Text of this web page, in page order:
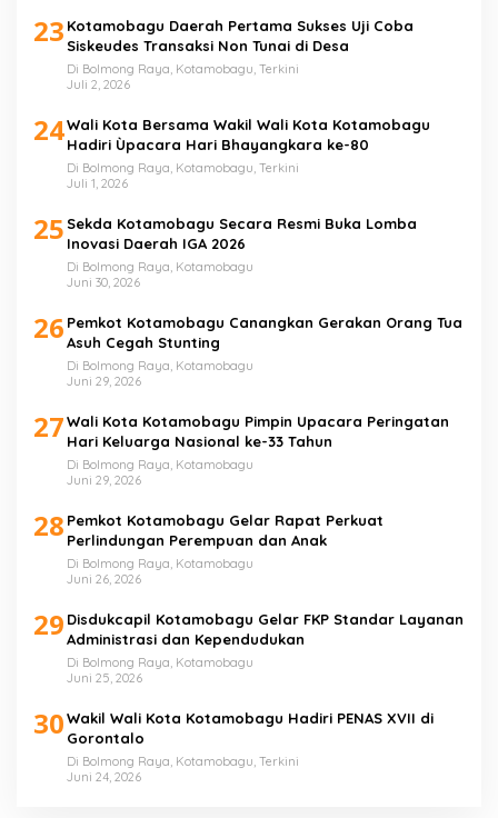
23 Kotamobagu Daerah Pertama Sukses Uji Coba
Siskeudes Transaksi Non Tunai di Desa
Di Bolmong Raya, Kotamobagu, Terkini
Juli 2, 2026
24Wali Kota Bersama Wakil Wali Kota Kotamobagu
Hadiri Ùpacara Hari Bhayangkara ke-80
Di Bolmong Raya, Kotamobagu, Terkini
Juli 1, 2026
25 Sekda Kotamobagu Secara Resmi Buka Lomba
Inovasi Daerah IGA 2026
Di Bolmong Raya, Kotamobagu
Juni 30, 2026
26 Pemkot Kotamobagu Canangkan Gerakan Orang Tua
Asuh Cegah Stunting
Di Bolmong Raya, Kotamobagu
Juni 29, 2026
27Wali Kota Kotamobagu Pimpin Upacara Peringatan
Hari Keluarga Nasional ke-33 Tahun
Di Bolmong Raya, Kotamobagu
Juni 29, 2026
28 Pemkot Kotamobagu Gelar Rapat Perkuat
Perlindungan Perempuan dan Anak
Di Bolmong Raya, Kotamobagu
Juni 26, 2026
29 Disdukcapil Kotamobagu Gelar FKP Standar Layanan
Administrasi dan Kependudukan
Di Bolmong Raya, Kotamobagu
Juni 25, 2026
30Wakil Wali Kota Kotamobagu Hadiri PENAS XVII di
Gorontalo
Di Bolmong Raya, Kotamobagu, Terkini
Juni 24, 2026